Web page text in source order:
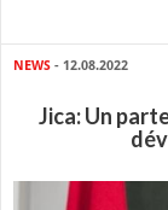
NEWS - 12.08.2022
Jica: Un